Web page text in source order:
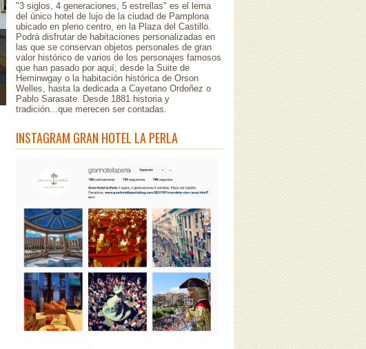
"3 siglos, 4 generaciones, 5 estrellas" es el lema
del único hotel de lujo de la ciudad de Pamplona
ubicado en pleno centro, en la Plaza del Castillo.
Podrá disfrutar de habitaciones personalizadas en
las que se conservan objetos personales de gran
valor histórico de varios de los personajes famosos
que han pasado por aquí; desde la Suite de
Heminwgay o la habitación histórica de Orson
Welles, hasta la dedicada a Cayetano Ordoñez o
Pablo Sarasate. Desde 1881 historia y
tradición...que merecen ser contadas.
INSTAGRAM GRAN HOTEL LA PERLA